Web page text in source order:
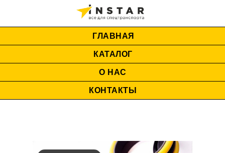
ГЛАВНАЯ
КАТАЛОГ
О НАС
КОНТАКТЫ